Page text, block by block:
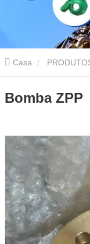
Casa
Bomba ZPP Bomba
Bomba ZPP